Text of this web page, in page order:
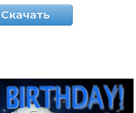
Скачать